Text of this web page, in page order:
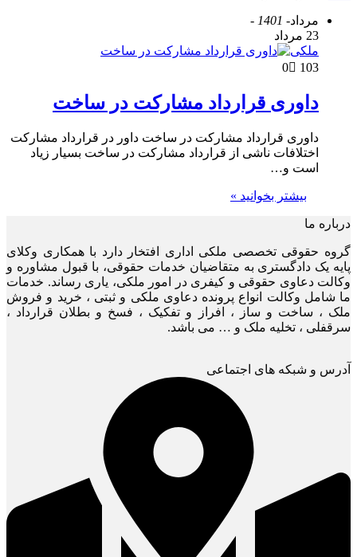
مرداد- 1401 -
23 مرداد
ملکی
0
103
داوری قرارداد مشارکت در ساخت
داوری قرارداد مشارکت در ساخت داور در قرارداد مشارکت
اختلافات ناشی از قرارداد مشارکت در ساخت بسیار زیاد
است و…
بیشتر بخوانید »
درباره ما
گروه حقوقی تخصصی ملکی اداری افتخار دارد با همکاری وکلای
پایه یک دادگستری به متقاضیان خدمات حقوقی، با قبول مشاوره و
وکالت دعاوی حقوقی و کیفری در امور ملکی، یاری رساند. خدمات
ما شامل وکالت انواع پرونده دعاوی ملکی و ثبتی ، خرید و فروش
ملک ، ساخت و ساز ، افراز و تفکیک ، فسخ و بطلان قرارداد ،
سرقفلی ، تخلیه ملک و … می باشد.
آدرس و شبکه های اجتماعی